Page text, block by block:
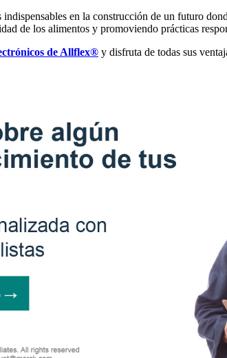
indispensables en la construcción de un futuro
de los alimentos y promoviendo prácticas
de Allflex® y disfruta de todas sus